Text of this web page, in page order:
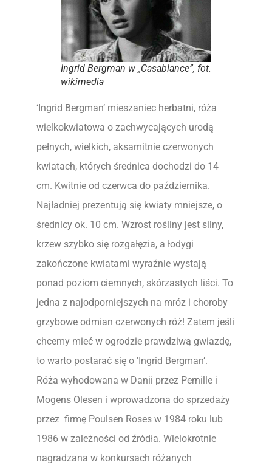
Ingrid Bergman w „Casablance”, fot.
wikimedia
‘Ingrid Bergman’ mieszaniec herbatni, róża
wielkokwiatowa o zachwycających urodą
pełnych, wielkich, aksamitnie czerwonych
kwiatach, których średnica dochodzi do 14
cm. Kwitnie od czerwca do października.
Najładniej prezentują się kwiaty mniejsze, o
średnicy ok. 10 cm. Wzrost rośliny jest silny,
krzew szybko się rozgałęzia, a łodygi
zakończone kwiatami wyraźnie wystają
ponad poziom ciemnych, skórzastych liści. To
jedna z najodporniejszych na mróz i choroby
grzybowe odmian czerwonych róż! Zatem jeśli
chcemy mieć w ogrodzie prawdziwą gwiazdę,
to warto postarać się o 'Ingrid Bergman’.
Róża wyhodowana w Danii przez Pernille i
Mogens Olesen i wprowadzona do sprzedaży
przez firmę Poulsen Roses w 1984 roku lub
1986 w zależności od źródła. Wielokrotnie
nagradzana w konkursach różanych